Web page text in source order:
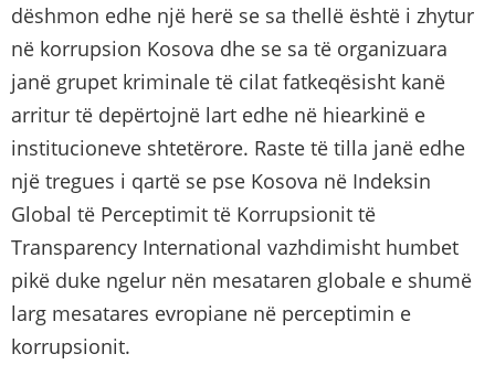
dëshmon edhe një herë se sa thellë është i zhytur
në korrupsion Kosova dhe se sa të organizuara
janë grupet kriminale të cilat fatkeqësisht kanë
arritur të depërtojnë lart edhe në hiearkinë e
institucioneve shtetërore. Raste të tilla janë edhe
një tregues i qartë se pse Kosova në Indeksin
Global të Perceptimit të Korrupsionit të
Transparency International vazhdimisht humbet
pikë duke ngelur nën mesataren globale e shumë
larg mesatares evropiane në perceptimin e
korrupsionit.